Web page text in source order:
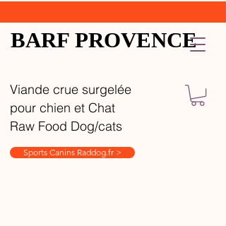
BARF PROVENCE
Viande crue surgelée
pour chien et Chat
Raw Food Dog/cats
Sports Canins Raddog.fr >